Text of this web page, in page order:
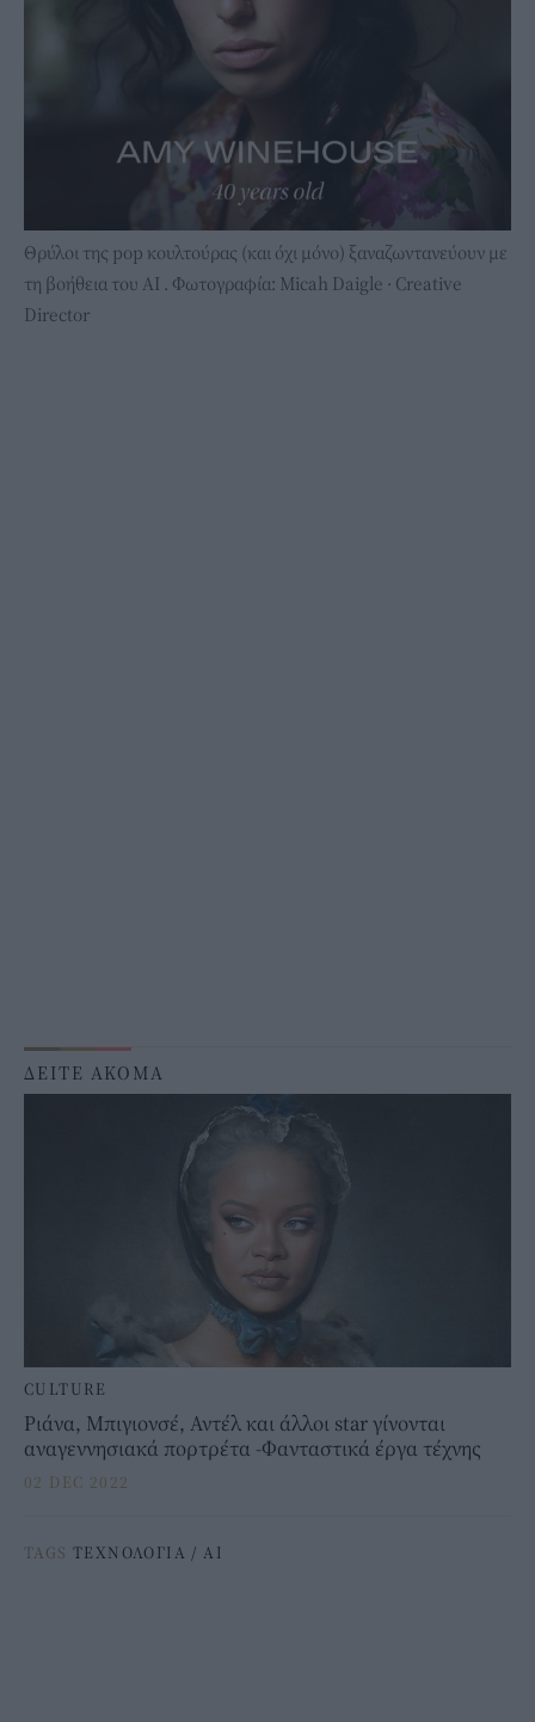
Θρύλοι της pop κουλτούρας (και όχι μόνο) ξαναζωντανεύουν με
τη βοήθεια του ΑΙ . Φωτογραφία: Micah Daigle · Creative
Director
ΔΕΙΤΕ ΑΚΟΜΑ
CULTURE
Ριάνα, Μπιγιονσέ, Αντέλ και άλλοι star γίνονται
αναγεννησιακά πορτρέτα -Φανταστικά έργα τέχνης
02 DEC 2022
TAGS ΤΕΧΝΟΛΟΓΙΑ / AI